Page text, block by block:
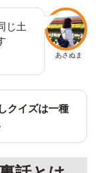
あさぬま
じ土
クイズは一種